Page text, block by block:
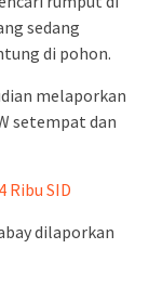
sedang
di pohon.
melaporkan
setempat dan
Ribu SID
dilaporkan